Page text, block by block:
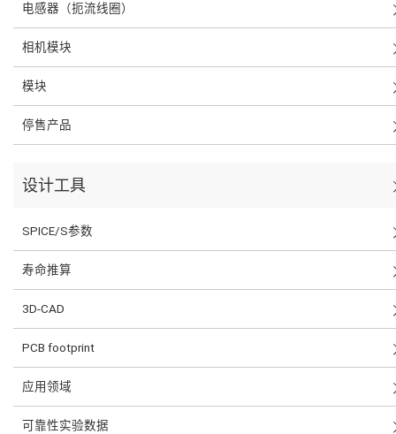
电感器（扼流线圈）
相机模块
模块
停售产品
设计工具
SPICE/S参数
寿命推算
3D-CAD
PCB footprint
应用领域
可靠性实验数据